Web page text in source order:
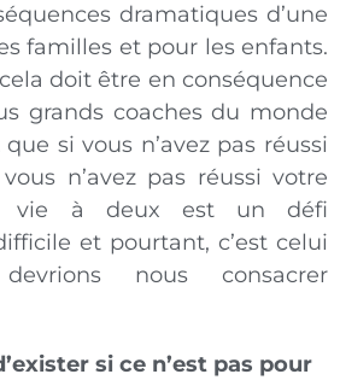
dramatiques d’une
familles et pour les enfants.
cela doit être en conséquence
grands coaches du monde
si vous n’avez pas réussi
n’avez pas réussi votre
vie à deux est un défi
et pourtant, c’est celui
nous consacrer
si ce n’est pas pour